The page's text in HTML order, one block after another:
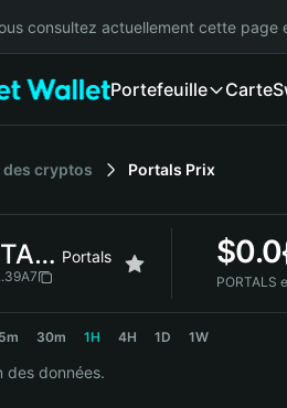
consultez actuellement cette page
Portefeuille Carte
des cryptos Portals Prix
PORTALS Portals $
PORTALS
30m 1H 4H 1D 1W
des données.